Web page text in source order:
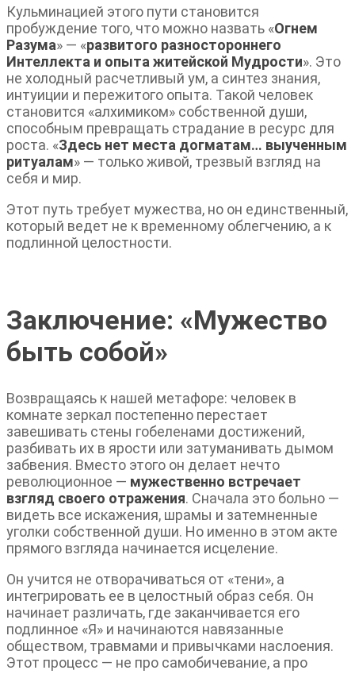
Кульминацией этого пути становится
пробуждение того, что можно назвать «Огнем
Разума» — «развитого разностороннего
Интеллекта и опыта житейской Мудрости». Это
не холодный расчетливый ум, а синтез знания,
интуиции и пережитого опыта. Такой человек
становится «алхимиком» собственной души,
способным превращать страдание в ресурс для
роста. «Здесь нет места догматам… выученным
ритуалам» — только живой, трезвый взгляд на
себя и мир.
Этот путь требует мужества, но он единственный,
который ведет не к временному облегчению, а к
подлинной целостности.
Заключение: «Мужество
быть собой»
Возвращаясь к нашей метафоре: человек в
комнате зеркал постепенно перестает
завешивать стены гобеленами достижений,
разбивать их в ярости или затуманивать дымом
забвения. Вместо этого он делает нечто
революционное — мужественно встречает
взгляд своего отражения. Сначала это больно —
видеть все искажения, шрамы и затемненные
уголки собственной души. Но именно в этом акте
прямого взгляда начинается исцеление.
Он учится не отворачиваться от «тени», а
интегрировать ее в целостный образ себя. Он
начинает различать, где заканчивается его
подлинное «Я» и начинаются навязанные
обществом, травмами и привычками наслоения.
Этот процесс — не про самобичевание, а про